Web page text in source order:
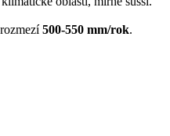
500-550 mm/rok.